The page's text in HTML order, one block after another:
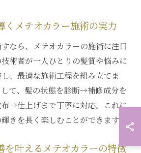
くメテオカラー施術の実力
なら、メテオカラーの施術に注目
術者が一人ひとりの髪質や悩みに
、最適な施術工程を組み立てま
て、髪の状態を診断→補修成分を
→仕上げまで丁寧に対応。これに
きを長く楽しむことができます。
を叶えるメテオカラーの特徴